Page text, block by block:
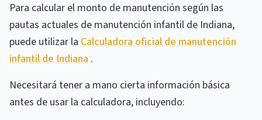
Para calcular el monto de manutención según las
pautas actuales de manutención infantil de Indiana,
puede utilizar la Calculadora oficial de manutención
infantil de Indiana .
Necesitará tener a mano cierta información básica
antes de usar la calculadora, incluyendo: